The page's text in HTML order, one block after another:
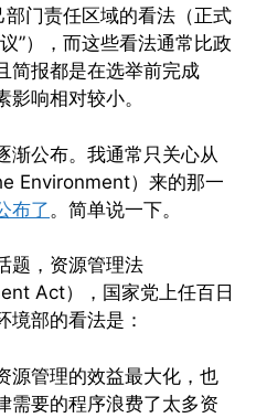
部门责任区域的看法（正式
”），而这些看法通常比政
简报都是在选举前完成
响相对较小。
渐公布。我通常只关心从
Environment）来的那一
布了 。简单说一下。
题，资源管理法
Act），国家党上任百日
境部的看法是：
源管理的效益最大化，也
需要的程序浪费了太多资